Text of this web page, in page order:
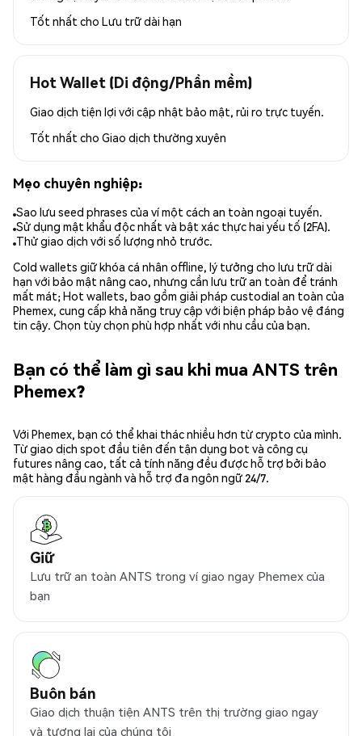
Tốt nhất cho Lưu trữ dài hạn
Hot Wallet (Di động/Phần mềm)
Giao dịch tiện lợi với cập nhật bảo mật, rủi ro trực tuyến.
Tốt nhất cho Giao dịch thường xuyên
Mẹo chuyên nghiệp:
Sao lưu seed phrases của ví một cách an toàn ngoại tuyến.
Sử dụng mật khẩu độc nhất và bật xác thực hai yếu tố (2FA).
Thử giao dịch với số lượng nhỏ trước.
Cold wallets giữ khóa cá nhân offline, lý tưởng cho lưu trữ dài
hạn với bảo mật nâng cao, nhưng cần lưu trữ an toàn để tránh
mất mát; Hot wallets, bao gồm giải pháp custodial an toàn của
Phemex, cung cấp khả năng truy cập với biện pháp bảo vệ đáng
tin cậy. Chọn tùy chọn phù hợp nhất với nhu cầu của bạn.
Bạn có thể làm gì sau khi mua ANTS trên
Phemex?
Với Phemex, bạn có thể khai thác nhiều hơn từ crypto của mình.
Từ giao dịch spot đầu tiên đến tận dụng bot và công cụ
futures nâng cao, tất cả tính năng đều được hỗ trợ bởi bảo
mật hàng đầu ngành và hỗ trợ đa ngôn ngữ 24/7.
Giữ
Lưu trữ an toàn ANTS trong ví giao ngay Phemex của
bạn
Buôn bán
Giao dịch thuận tiện ANTS trên thị trường giao ngay
và tương lai của chúng tôi